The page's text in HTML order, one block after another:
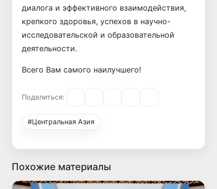
диалога и эффективного взаимодействия,
крепкого здоровья, успехов в научно-
исследовательской и образовательной
деятельности.
Всего Вам самого наилучшего!
Поделиться:
#Центральная Азия
Похожие материалы